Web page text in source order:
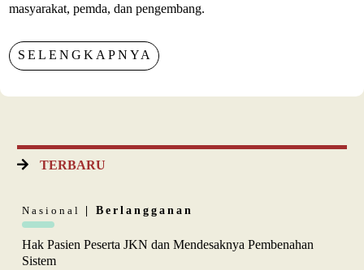
masyarakat, pemda, dan pengembang.
SELENGKAPNYA
TERBARU
Nasional | Berlangganan
Hak Pasien Peserta JKN dan Mendesaknya Pembenahan
Sistem